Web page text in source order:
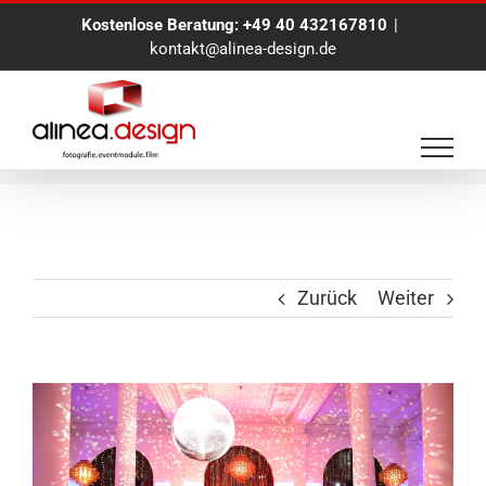
Kostenlose Beratung: +49 40 432167810 |
kontakt@alinea-design.de
Event Fotograf
Zurück Weiter
View
Larger
Image